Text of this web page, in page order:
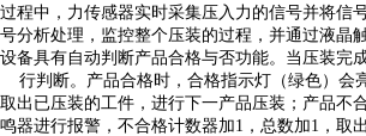
过程中，力传感器实时采集压入力的信号并将信
号分析处理，监控整个压装的过程，并通过液晶
设备具有自动判断产品合格与否功能。当压装完
行判断。产品合格时，合格指示灯（绿色）会
取出已压装的工件，进行下一产品压装；产品不
鸣器进行报警，不合格计数器加1，总数加1，取